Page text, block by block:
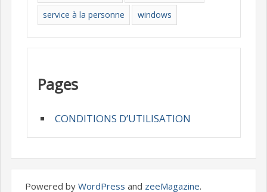
service à la personne
windows
Pages
CONDITIONS D’UTILISATION
Powered by WordPress and zeeMagazine.